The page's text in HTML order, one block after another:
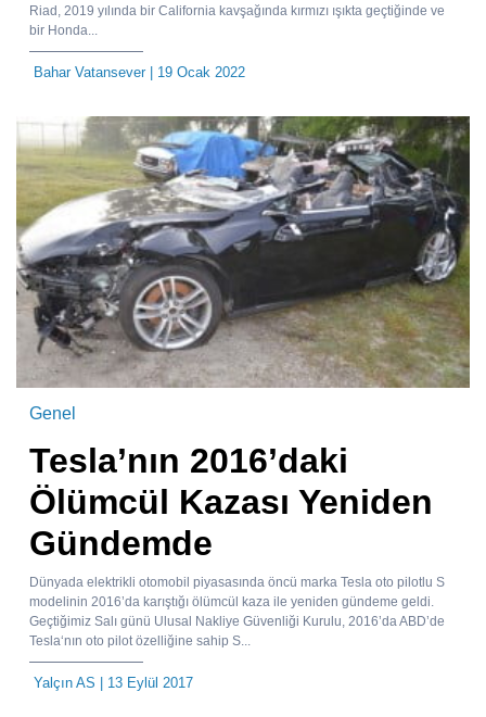
Riad, 2019 yılında bir California kavşağında kırmızı ışıkta geçtiğinde ve
bir Honda...
Bahar Vatansever| 19 Ocak 2022
Genel
Tesla’nın 2016’daki
Ölümcül Kazası Yeniden
Gündemde
Dünyada elektrikli otomobil piyasasında öncü marka Tesla oto pilotlu S
modelinin 2016’da karıştığı ölümcül kaza ile yeniden gündeme geldi.
Geçtiğimiz Salı günü Ulusal Nakliye Güvenliği Kurulu, 2016’da ABD’de
Tesla‘nın oto pilot özelliğine sahip S...
Yalçın AS | 13 Eylül 2017